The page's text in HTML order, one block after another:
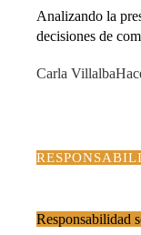
Analizando la
decisiones de
Carla Villalba
Responsabilidad